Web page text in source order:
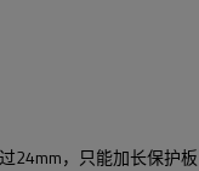
，只能加长保护